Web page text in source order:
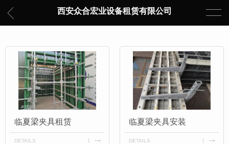
西安众合宏业设备租赁有限公司
临夏梁夹具租赁
DETAILS
临夏梁夹具安装
DETAILS